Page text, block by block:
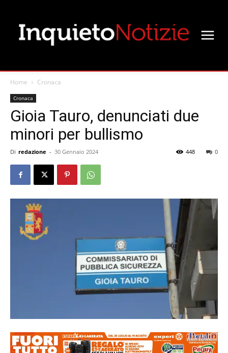
Home Cronaca
Cronaca
Gioia Tauro, denunciati due
minori per bullismo
Di redazione - 30 Gennaio 2024 0
448